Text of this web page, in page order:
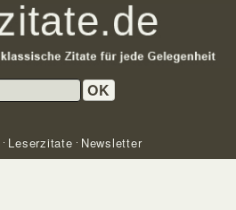
OK
Leserzitate Newsletter